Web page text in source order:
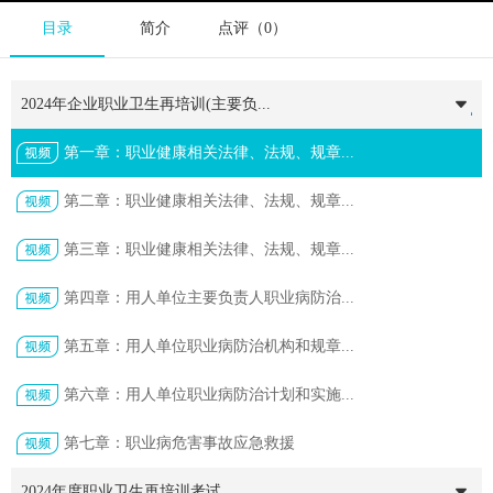
目录 简介 点评（0）
2024年企业职业卫生再培训(主要负...
第一章：职业健康相关法律、法规、规章...
第二章：职业健康相关法律、法规、规章...
第三章：职业健康相关法律、法规、规章...
第四章：用人单位主要负责人职业病防治...
第五章：用人单位职业病防治机构和规章...
第六章：用人单位职业病防治计划和实施...
第七章：职业病危害事故应急救援